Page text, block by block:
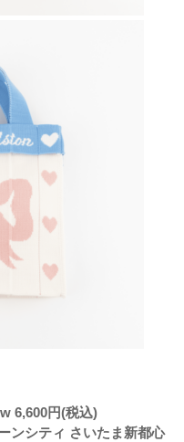
6,600円(税込)
ンシティ さいたま新都心